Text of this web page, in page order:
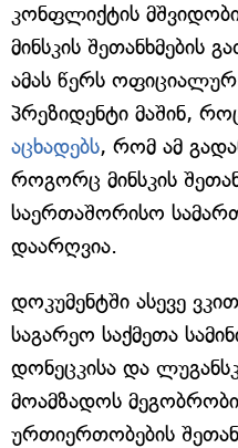
კონფლიქტის
მინსკის შეთანხმების
ამას წერს
პრეზიდენტი მაშინ,
აცხადებს, რომ ამ
როგორც მინსკის
საერთაშორისო
დაარღვია.
დოკუმენტში ასევე
საგარეო საქმეთა
დონეცკისა და
მოამზადოს
ურთიერთობების